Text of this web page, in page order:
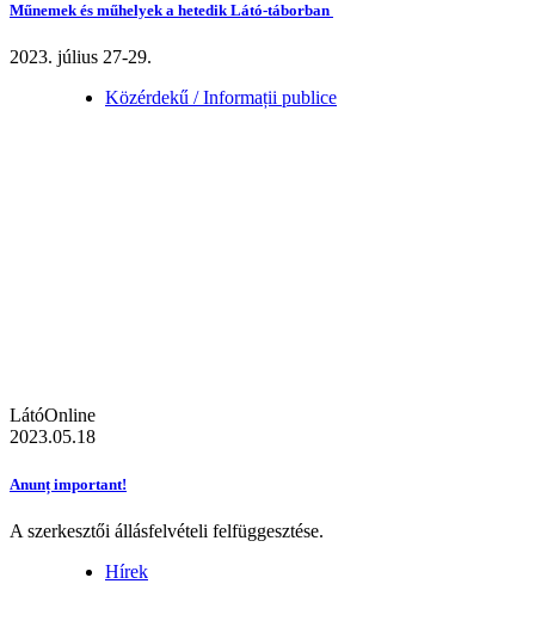
Műnemek és műhelyek a hetedik Látó-táborban
2023. július 27-29.
Közérdekű / Informații publice
LátóOnline
2023.05.18
Anunț important!
A szerkesztői állásfelvételi felfüggesztése.
Hírek